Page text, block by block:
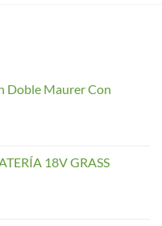
Doble Maurer Con
18V GRASS